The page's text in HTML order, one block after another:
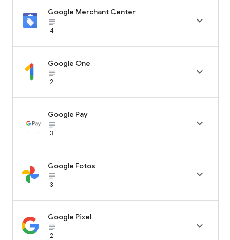
Google Merchant Center
subject_black
4

Google One
subject_black
2

Google Pay
subject_black
3

Google Fotos
subject_black
3

Google Pixel
subject_black
2
